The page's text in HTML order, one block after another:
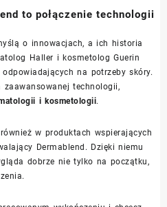
to połączenie technologii
o innowacjach, a ich historia
Haller i kosmetolog Guerin
na potrzeby skóry.
technologii,
i kosmetologii.
w produktach wspierających
Dermablend. Dzięki niemu
dobrze nie tylko na początku,